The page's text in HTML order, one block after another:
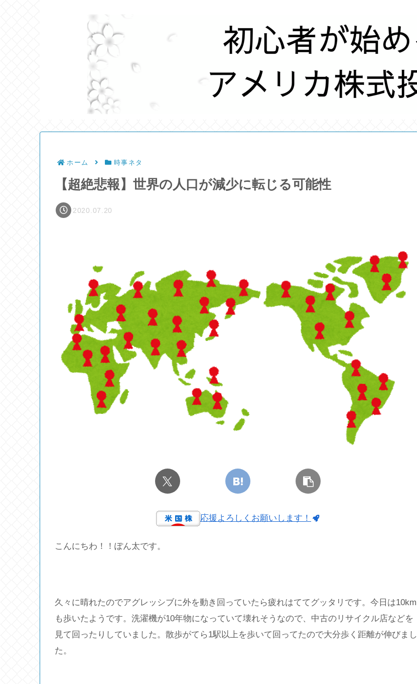
ホーム 時事ネタ
【超絶悲報】世界の人口が減少に転じる可能性
2020.07.20
応援よろしくお願いします！
こんにちわ！！ぽん太です。
久々に晴れたのでアグレッシブに外を動き回っていたら疲れはててグッタリです。今日は10km
も歩いたようです。洗濯機が10年物になっていて壊れそうなので、中古のリサイクル店などを
見て回ったりしていました。散歩がてら1駅以上を歩いて回ってたので大分歩く距離が伸びまし
た。